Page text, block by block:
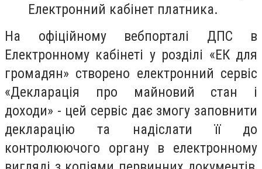
Електронний кабінет платника.
На офіційному вебпорталі ДПС в
Електронному кабінеті у розділі «ЕК для
громадян» створено електронний сервіс
«Декларація про майновий стан і
доходи» - цей сервіс дає змогу заповнити
декларацію та надіслати її до
контролюючого органу в електронному